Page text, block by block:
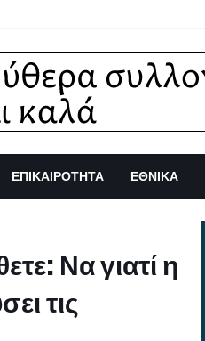
ΕΠΙΚΑΙΡΟΤΗΤΑ ΕΘΝΙΚΑ
Να γιατί η
τις